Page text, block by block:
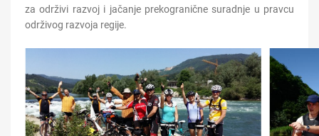
za održivi razvoj i jačanje prekogranične suradnje u pravcu
održivog razvoja regije.